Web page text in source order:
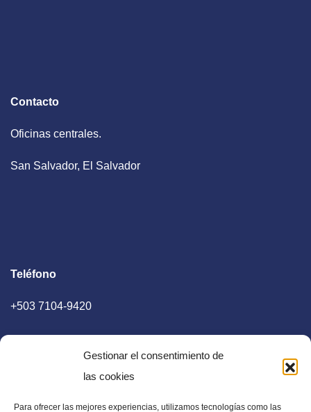
Gestionar el consentimiento de
las cookies
Para ofrecer las mejores experiencias, utilizamos tecnologías como las
Contacto
Oficinas centrales.
San Salvador, El Salvador
Teléfono
+503 7104-9420